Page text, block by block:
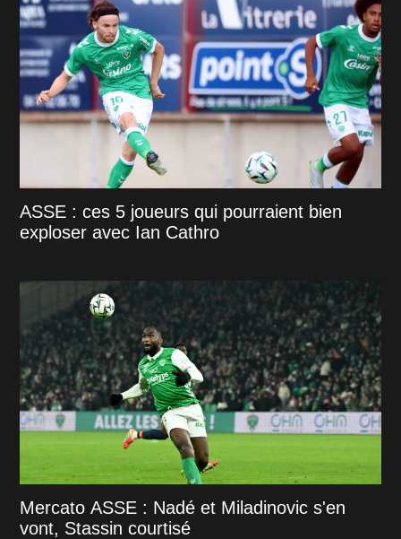
ASSE : ces 5 joueurs qui pourraient bien
exploser avec Ian Cathro
Mercato ASSE : Nadé et Miladinovic s'en
vont, Stassin courtisé